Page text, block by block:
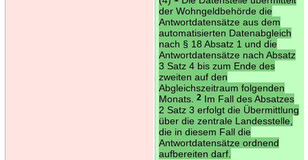
der Wohngeldbehörde die
Antwortdatensätze aus dem
automatisierten Datenabgleich
nach § 18 Absatz 1 und die
Antwortdatensätze nach Absatz
3 Satz 4 bis zum Ende des
zweiten auf den
Abgleichszeitraum folgenden
Monats.
2Im Fall des Absatzes
2 Satz 3 erfolgt die Übermittlung
über die zentrale Landesstelle,
die in diesem Fall die
Antwortdatensätze ordnend
aufbereiten darf.